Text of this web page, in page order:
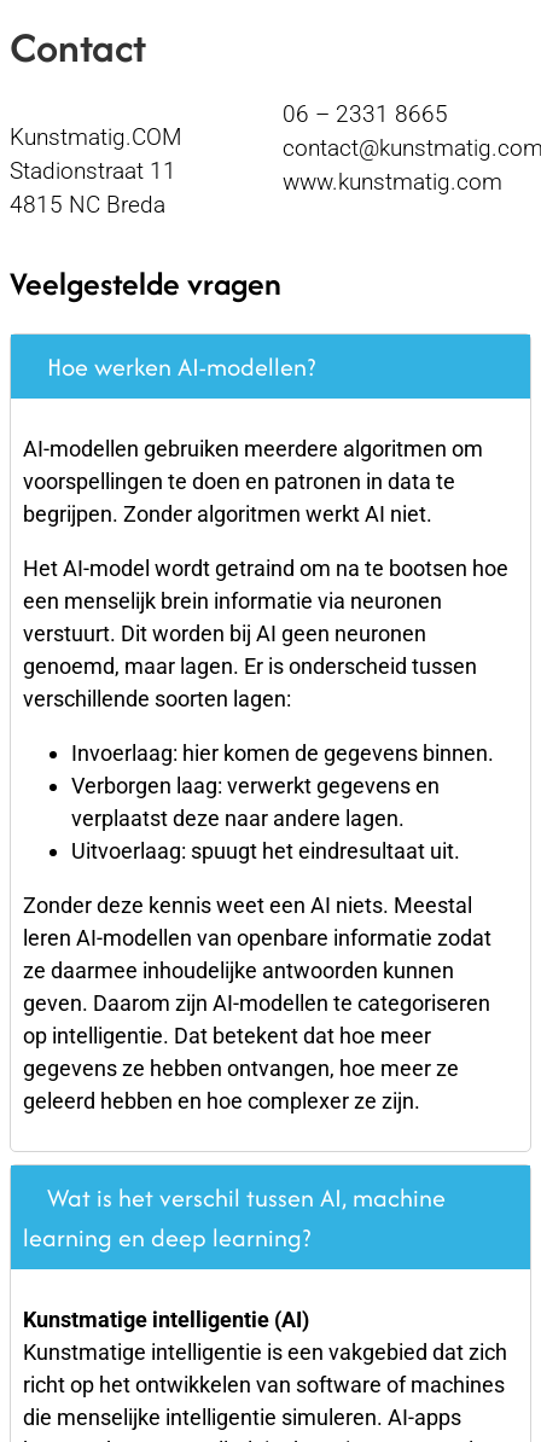
Contact
Kunstmatig.COM
Stadionstraat 11
4815 NC Breda
06 – 2331 8665
www.kunstmatig.com
Veelgestelde vragen
Hoe werken AI-modellen?
AI-modellen gebruiken meerdere algoritmen om
voorspellingen te doen en patronen in data te
begrijpen. Zonder algoritmen werkt AI niet.
Het AI-model wordt getraind om na te bootsen hoe
een menselijk brein informatie via neuronen
verstuurt. Dit worden bij AI geen neuronen
genoemd, maar lagen. Er is onderscheid tussen
verschillende soorten lagen:
Invoerlaag: hier komen de gegevens binnen.
Verborgen laag: verwerkt gegevens en
verplaatst deze naar andere lagen.
Uitvoerlaag: spuugt het eindresultaat uit.
Zonder deze kennis weet een AI niets. Meestal
leren AI-modellen van openbare informatie zodat
ze daarmee ​​inhoudelijke antwoorden kunnen
geven. Daarom zijn AI-modellen te categoriseren
op intelligentie. Dat betekent dat hoe meer
gegevens ze hebben ontvangen, hoe meer ze
geleerd hebben en hoe complexer ze zijn.
Wat is het verschil tussen AI, machine
learning en deep learning?
Kunstmatige intelligentie (AI)
Kunstmatige intelligentie is een vakgebied dat zich
richt op het ontwikkelen van software of machines
die menselijke intelligentie simuleren. AI-apps